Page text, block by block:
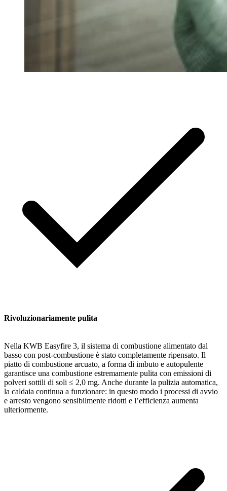
Rivoluzionariamente pulita
Nella KWB Easyfire 3, il sistema di combustione alimentato dal
basso con post-combustione è stato completamente ripensato. Il
piatto di combustione arcuato, a forma di imbuto e autopulente
garantisce una combustione estremamente pulita con emissioni di
polveri sottili di soli ≤ 2,0 mg. Anche durante la pulizia automatica,
la caldaia continua a funzionare: in questo modo i processi di avvio
e arresto vengono sensibilmente ridotti e l’efficienza aumenta
ulteriormente.